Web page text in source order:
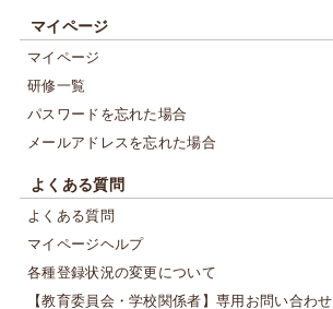
マイページ
マイページ
研修一覧
パスワードを忘れた場合
メールアドレスを忘れた場合
よくある質問
よくある質問
マイページヘルプ
各種登録状況の変更について
【教育委員会・学校関係者】専用お問い合わせ